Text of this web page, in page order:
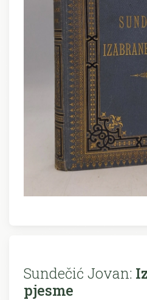
Sundečić Jovan:
pjesme